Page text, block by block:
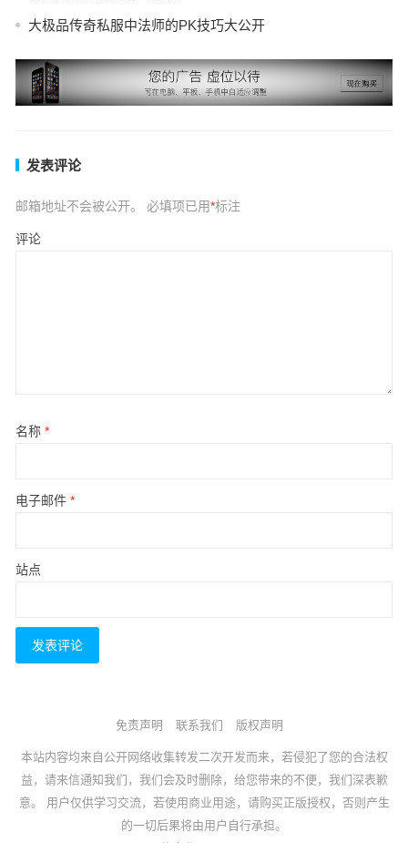
大极品传奇私服中法师的PK技巧大公开
发表评论
邮箱地址不会被公开。 必填项已用*标注
评论
名称 *
电子邮件 *
站点
免责声明 联系我们 版权声明
本站内容均来自公开网络收集转发二次开发而来，若侵犯了您的合法权
益，请来信通知我们，我们会及时删除，给您带来的不便，我们深表歉
意。 用户仅供学习交流，若使用商业用途，请购买正版授权，否则产生
的一切后果将由用户自行承担。